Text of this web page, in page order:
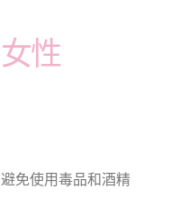
女性
避免使用毒品和酒精